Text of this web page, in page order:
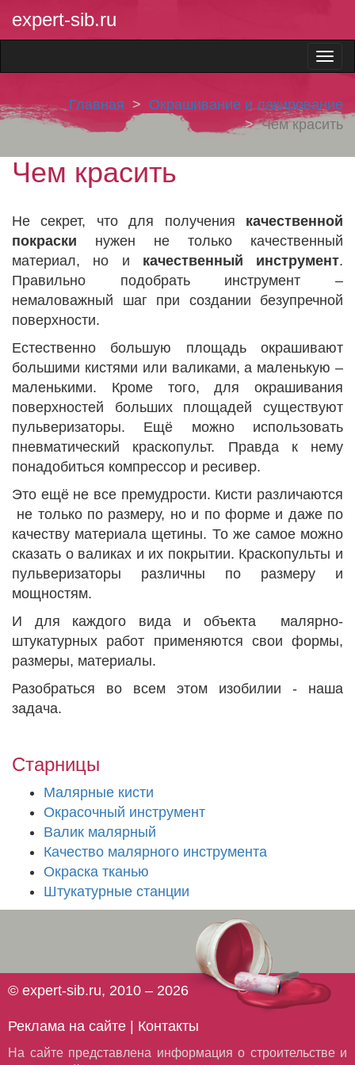
expert-sib.ru
Главная
Окрашивание и лакирование
Чем красить
Чем красить
Не секрет, что для получения качественной
покраски нужен не только качественный
материал, но и качественный инструмент.
Правильно подобрать инструмент –
немаловажный шаг при создании безупречной
поверхности.
Естественно большую площадь окрашивают
большими кистями или валиками, а маленькую –
маленькими. Кроме того, для окрашивания
поверхностей больших площадей существуют
пульверизаторы. Ещё можно использовать
пневматический краскопульт. Правда к нему
понадобиться компрессор и ресивер.
Это ещё не все премудрости. Кисти различаются
не только по размеру, но и по форме и даже по
качеству материала щетины. То же самое можно
сказать о валиках и их покрытии. Краскопульты и
пульверизаторы различны по размеру и
мощностям.
И для каждого вида и объекта малярно-
штукатурных работ применяются свои формы,
размеры, материалы.
Разобраться во всем этом изобилии - наша
задача.
Старницы
Малярные кисти
Окрасочный инструмент
Валик малярный
Качество малярного инструмента
Окраска тканью
Штукатурные станции
© expert-sib.ru, 2010 – 2026
Реклама на сайте Контакты
На сайте представлена информация о строительстве и